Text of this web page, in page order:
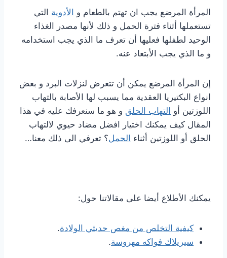
المرأة المرضع يجب ان تهتم بالطعام و الأدوية التي
تستعملها أثناء فترة الحمل و ذلك لأنها مصدر الغذاء
الوحيد لطفلها فعليها أن تعرف ما الذي يجب استخدامه
و ما الذي يجب الأبتعاد عنه.
إن المرأة المرضع يمكن أن تتعرض لنزلات البرد و بعض
انواع البكتيريا العقدية مما يسبب لها الأصابة بالتهاب
اللوزتين أو التهاب الحلق و هو ما سنعرفك عليه في هذا
المقال كيف يمكنك اختيار افضل مضاد حيوي لالتهاب
الحلق أو اللوزتين أثناء الحمل؟ تعرفي الى ذلك معنا…
يمكنك الأطلاع أيضا على مقالاتنا حول:
كيفية التخلص من مغص حديثي الولادة.
سيريلاك فواكه مهروسة.